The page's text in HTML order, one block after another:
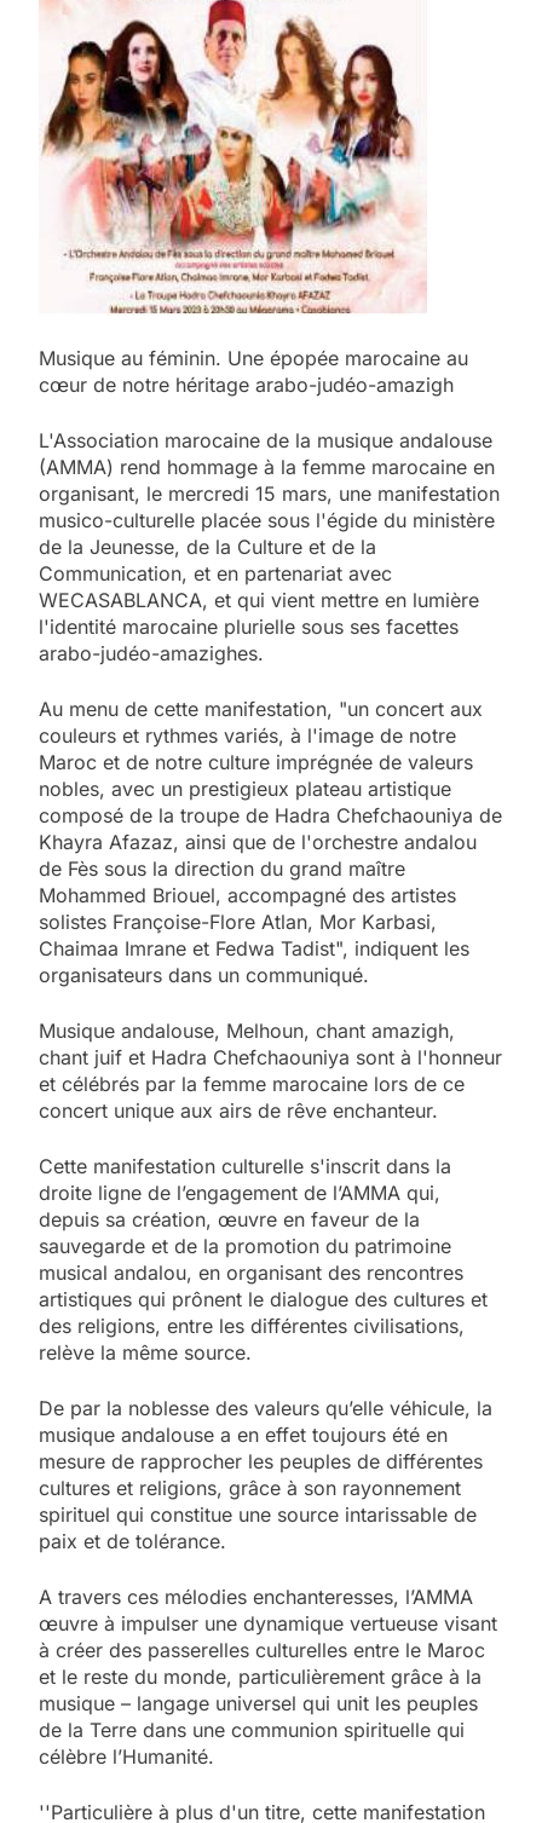
Musique au féminin. Une épopée marocaine au
cœur de notre héritage arabo-judéo-amazigh
L'Association marocaine de la musique andalouse
(AMMA) rend hommage à la femme marocaine en
organisant, le mercredi 15 mars, une manifestation
musico-culturelle placée sous l'égide du ministère
de la Jeunesse, de la Culture et de la
Communication, et en partenariat avec
WECASABLANCA, et qui vient mettre en lumière
l'identité marocaine plurielle sous ses facettes
arabo-judéo-amazighes.
Au menu de cette manifestation, "un concert aux
couleurs et rythmes variés, à l'image de notre
Maroc et de notre culture imprégnée de valeurs
nobles, avec un prestigieux plateau artistique
composé de la troupe de Hadra Chefchaouniya de
Khayra Afazaz, ainsi que de l'orchestre andalou
de Fès sous la direction du grand maître
Mohammed Briouel, accompagné des artistes
solistes Françoise-Flore Atlan, Mor Karbasi,
Chaimaa Imrane et Fedwa Tadist", indiquent les
organisateurs dans un communiqué.
Musique andalouse, Melhoun, chant amazigh,
chant juif et Hadra Chefchaouniya sont à l'honneur
et célébrés par la femme marocaine lors de ce
concert unique aux airs de rêve enchanteur.
Cette manifestation culturelle s'inscrit dans la
droite ligne de l’engagement de l’AMMA qui,
depuis sa création, œuvre en faveur de la
sauvegarde et de la promotion du patrimoine
musical andalou, en organisant des rencontres
artistiques qui prônent le dialogue des cultures et
des religions, entre les différentes civilisations,
relève la même source.
De par la noblesse des valeurs qu’elle véhicule, la
musique andalouse a en effet toujours été en
mesure de rapprocher les peuples de différentes
cultures et religions, grâce à son rayonnement
spirituel qui constitue une source intarissable de
paix et de tolérance.
A travers ces mélodies enchanteresses, l’AMMA
œuvre à impulser une dynamique vertueuse visant
à créer des passerelles culturelles entre le Maroc
et le reste du monde, particulièrement grâce à la
musique – langage universel qui unit les peuples
de la Terre dans une communion spirituelle qui
célèbre l’Humanité.
''Particulière à plus d'un titre, cette manifestation